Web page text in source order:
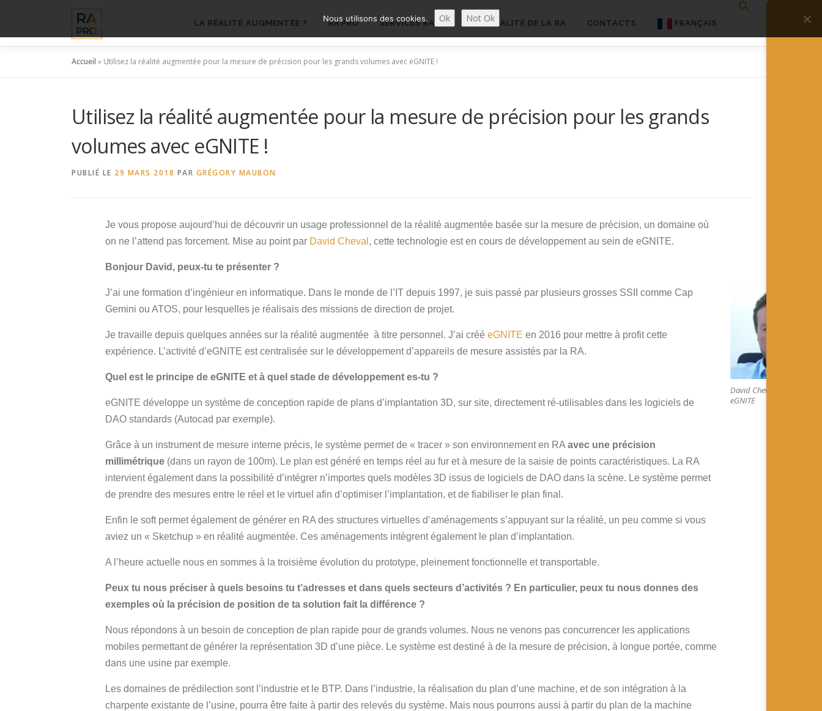
contenu
LA RÉALITÉ AUGMENTÉE ? RA’PRO SERVICES RA’PRO ACTUALITÉ DE LA RA CONTACTS FRANÇAIS
Deutsch
Accueil » Utilisez la réalité augmentée pour la mesure de précision pour les grands volumes avec eGNITE !
Utilisez la réalité augmentée pour la mesure de précision pour les grands
volumes avec eGNITE !
PUBLIÉ LE 29 MARS 2018 PAR GRÉGORY MAUBON
Je vous propose aujourd’hui de découvrir un usage professionnel de la réalité augmentée basée sur la mesure de précision, un domaine où
on ne l’attend pas forcement. Mise au point par David Cheval , cette technologie est en cours de développement au sein de eGNITE.
Bonjour David, peux-tu te présenter ?
David Cheval – CEO
eGNITE
J’ai une formation d’ingénieur en informatique. Dans le monde de l’IT depuis 1997, je suis passé par plusieurs grosses SSII comme Cap
Gemini ou ATOS, pour lesquelles je réalisais des missions de direction de projet.
Je travaille depuis quelques années sur la réalité augmentée à titre personnel. J’ai créé eGNITE en 2016 pour mettre à profit cette
expérience. L’activité d’eGNITE est centralisée sur le développement d’appareils de mesure assistés par la RA.
Quel est le principe de eGNITE et à quel stade de développement es-tu ?
eGNITE développe un système de conception rapide de plans d’implantation 3D, sur site, directement ré-utilisables dans les logiciels de
DAO standards (Autocad par exemple).
Grâce à un instrument de mesure interne précis, le système permet de « tracer » son environnement en RA avec une précision
millimétrique (dans un rayon de 100m). Le plan est généré en temps réel au fur et à mesure de la saisie de points caractéristiques. La RA
intervient également dans la possibilité d’intégrer n’importes quels modèles 3D issus de logiciels de DAO dans la scène. Le système permet
de prendre des mesures entre le réel et le virtuel afin d’optimiser l’implantation, et de fiabiliser le plan final.
Enfin le soft permet également de générer en RA des structures virtuelles d’aménagements s’appuyant sur la réalité, un peu comme si vous
aviez un « Sketchup » en réalité augmentée. Ces aménagements intègrent également le plan d’implantation.
A l’heure actuelle nous en sommes à la troisième évolution du prototype, pleinement fonctionnelle et transportable.
Peux tu nous préciser à quels besoins tu t’adresses et dans quels secteurs d’activités ? En particulier, peux tu nous donnes des
exemples où la précision de position de ta solution fait la différence ?
Nous répondons à un besoin de conception de plan rapide pour de grands volumes. Nous ne venons pas concurrencer les applications
mobiles permettant de générer la représentation 3D d’une pièce. Le système est destiné à de la mesure de précision, à longue portée, comme
dans une usine par exemple.
Les domaines de prédilection sont l’industrie et le BTP. Dans l’industrie, la réalisation du plan d’une machine, et de son intégration à la
charpente existante de l’usine, pourra être faite à partir des relevés du système. Mais nous pourrons aussi à partir du plan de la machine
Nous utilisons des cookies. Ok Not Ok